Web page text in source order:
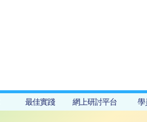
最佳實踐 網上研討平台 學